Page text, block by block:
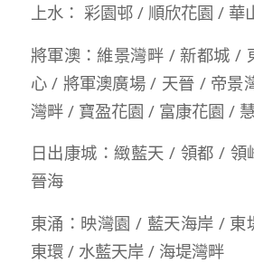
上水： 彩園邨 / 順欣花園 / 華
將軍澳：維景灣畔 / 新都城 /
心 / 將軍澳廣場 / 天晉 / 帝景
灣畔 / 寶盈花園 / 富康花園 /
日出康城：緻藍天 / 領都 /
晉海
東涌：映灣園 / 藍天海岸 /
東環 / 水藍天岸 / 海堤灣畔